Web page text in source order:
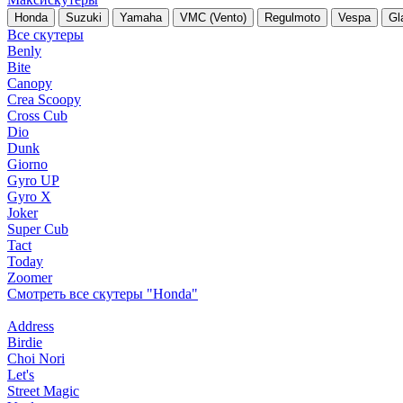
Honda Suzuki Yamaha VMC (Vento) Regulmoto Vespa
Все скутеры
Benly
Bite
Canopy
Crea Scoopy
Cross Cub
Dio
Dunk
Giorno
Gyro UP
Gyro X
Joker
Super Cub
Tact
Today
Zoomer
Смотреть все скутеры "Honda"
Address
Birdie
Choi Nori
Let's
Street Magic